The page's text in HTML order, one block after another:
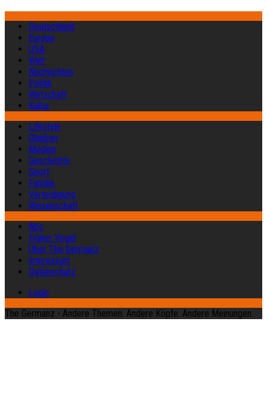
Deutschland
Europa
USA
Welt
Nachrichten
Politik
Wirtschaft
Kultur
Lifestyle
Glauben
Medien
Geschichte
Sport
Familie
Verteidigung
Wissenschaft
Abo
Früher Vogel
Über The Germanz
Impressum
Datenschutz
Login
The Germanz - Andere Themen. Andere Köpfe. Andere Meinungen.